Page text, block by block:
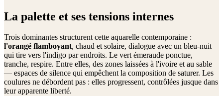
La palette et ses tensions internes
Trois dominantes structurent cette aquarelle contemporaine :
l'orangé flamboyant, chaud et solaire, dialogue avec un bleu-nuit
qui tire vers l'indigo par endroits. Le vert émeraude ponctue,
tranche, respire. Entre elles, des zones laissées à l'ivoire et au sable
— espaces de silence qui empêchent la composition de saturer. Les
coulures ne débordent pas : elles progressent, contrôlées jusque dans
leur apparente liberté.